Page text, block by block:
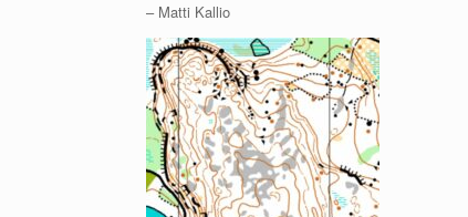
– Matti Kallio